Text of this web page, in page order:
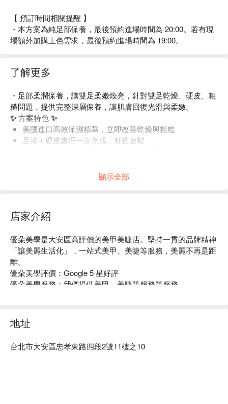
【 預訂時間相關提醒 】
・本方案為純足部保養，最後預約進場時間為 20:00。若有現
場額外加購上色需求，最後預約進場時間為 19:00。
了解更多
・足部柔潤保養，讓雙足柔嫩煥亮，針對雙足乾燥、硬皮、粗
糙問題，提供完整深層保養，讓肌膚回復光滑與柔嫩。
✨ 方案特色 ✨
美國進口高效保濕精華，立即改善乾燥與粗糙
足浴＋硬皮處理一次完成，舒適放鬆
顯示全部
店家介紹
優朵美學是大安區高評價的美甲美睫店。堅持一貫的品牌精神
「讓美麗生活化」，一站式美甲、美睫等服務，美麗不再是距
離。
優朵美學評價：Google 5 星好評
優朵美學服務：我們提供美甲、美睫等服務等服務
人都能變的更加漂亮。
優朵美學預約、優朵美學價格、優朵美學優惠立刻查看 ⬇︎
地址
台北市大安區忠孝東路四段2號11樓之10